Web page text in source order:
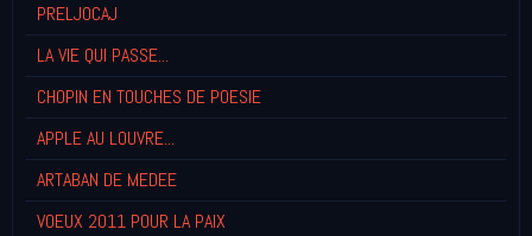
PRELJOCAJ
LA VIE QUI PASSE...
CHOPIN EN TOUCHES DE POESIE
APPLE AU LOUVRE...
ARTABAN DE MEDEE
VOEUX 2011 POUR LA PAIX